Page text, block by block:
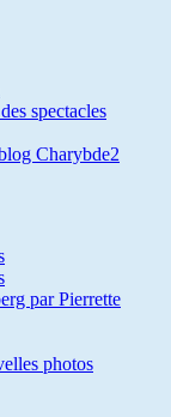
spectacles
Charybde2
par Pierrette
photos